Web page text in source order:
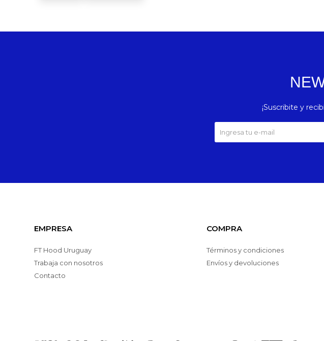
EMPRESA
FT Hood Uruguay
Trabaja con nosotros
Contacto
COMPRA
Términos y condiciones
Envíos y devoluciones
¡Suscribite y